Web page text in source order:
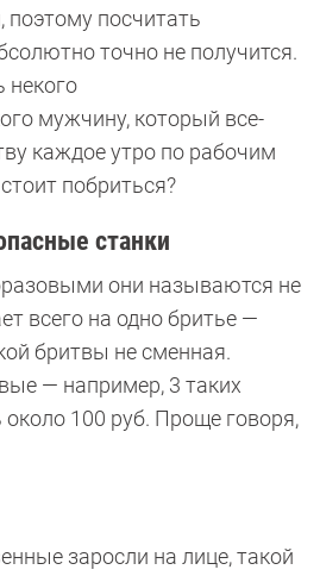
посчитать
точно не получится.
некого
мужчину, который все-
каждое утро по рабочим
побриться?
станки
они называются не
всего на одно бритье —
бритвы не сменная.
— например, 3 таких
около 100 руб. Проще говоря,
заросли на лице, такой